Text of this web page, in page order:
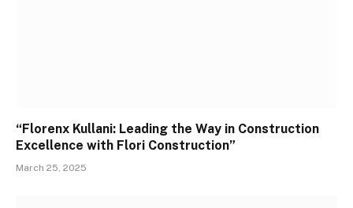
“Florenx Kullani: Leading the Way in Construction
Excellence with Flori Construction”
March 25, 2025